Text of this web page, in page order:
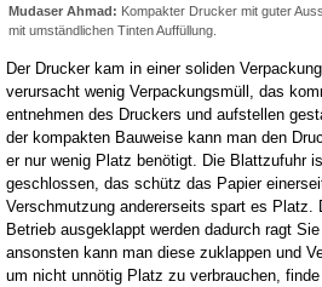
Mudaser Ahmad: Kompakter Drucker mit guter
mit umständlichen Tinten Auffüllung.
Der Drucker kam in einer soliden
verursacht wenig Verpackungsmüll, das
entnehmen des Druckers und aufstellen
der kompakten Bauweise kann man den
er nur wenig Platz benötigt. Die Blattzufuhr
geschlossen, das schütz das Papier
Verschmutzung andererseits spart es Platz.
Betrieb ausgeklappt werden dadurch ragt
ansonsten kann man diese zuklappen und
um nicht unnötig Platz zu verbrauchen,